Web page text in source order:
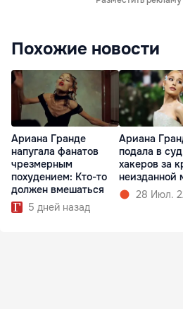
Похожие новости
Ариана Гранде
напугала фанатов
чрезмерным
похудением: Кто-то
должен вмешаться
5 дней назад
Ариана
подала в
хакеров за
неизданной
28 Июл.